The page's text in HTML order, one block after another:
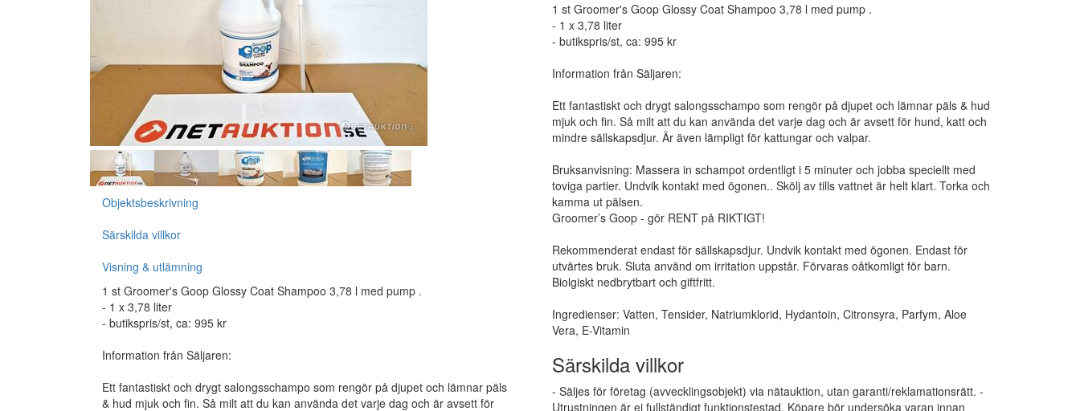
Objektsbeskrivning
Särskilda villkor
Visning & utlämning
1 st Groomer's Goop Glossy Coat Shampoo 3,78 l med pump .
- 1 x 3,78 liter
- butikspris/st, ca: 995 kr
Information från Säljaren:
Ett fantastiskt och drygt salongsschampo som rengör på djupet och lämnar päls
& hud mjuk och fin. Så milt att du kan använda det varje dag och är avsett för
1 st Groomer's Goop Glossy Coat Shampoo 3,78 l med pump .
- 1 x 3,78 liter
- butikspris/st, ca: 995 kr
Information från Säljaren:
Ett fantastiskt och drygt salongsschampo som rengör på djupet och lämnar päls & hud
mjuk och fin. Så milt att du kan använda det varje dag och är avsett för hund, katt och
mindre sällskapsdjur. Är även lämpligt för kattungar och valpar.
Bruksanvisning: Massera in schampot ordentligt i 5 minuter och jobba speciellt med
toviga partier. Undvik kontakt med ögonen.. Skölj av tills vattnet är helt klart. Torka och
kamma ut pälsen.
Groomer’s Goop - gör RENT på RIKTIGT!
Rekommenderat endast för sällskapsdjur. Undvik kontakt med ögonen. Endast för
utvärtes bruk. Sluta använd om irritation uppstår. Förvaras oåtkomligt för barn.
Biolgiskt nedbrytbart och giftfritt.
Ingredienser: Vatten, Tensider, Natriumklorid, Hydantoin, Citronsyra, Parfym, Aloe
Vera, E-Vitamin
Särskilda villkor
- Säljes för företag (avvecklingsobjekt) via nätauktion, utan garanti/reklamationsrätt. -
Utrustningen är ej fullständigt funktionstestad. Köpare bör undersöka varan innan